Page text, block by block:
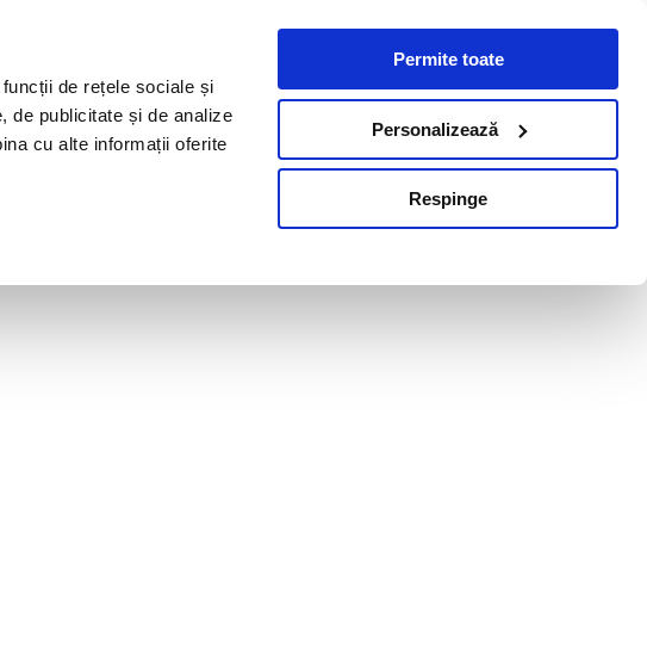
de rețele sociale și
de publicitate și de analize
cu alte informații oferite
Permite toate
Personalizează
Respinge